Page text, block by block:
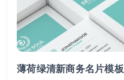
薄荷绿清新商务名片模板